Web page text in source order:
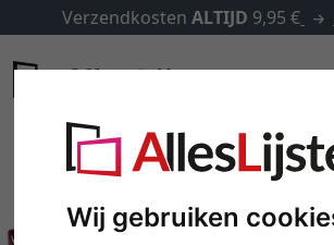
Wij gebruiken
Verzendkosten ALTIJD 9,95 €